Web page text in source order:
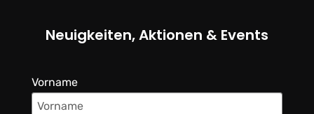
Neuigkeiten, Aktionen & Events
Vorname